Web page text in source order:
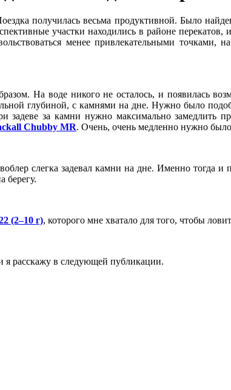
получилась весьма продуктивной. Было
участки находились в районе
менее привлекательными точками,
На воде никого не осталось, и появилась
глубиной, с камнями на дне. Нужно было
за камни нужно максимально замедлить
Chubby MR. Очень, очень медленно нужно
слегка задевал камни на дне. Именно
берегу.
(2–10 г), которого мне хватало для того, чтобы
я расскажу в следующей публикации.